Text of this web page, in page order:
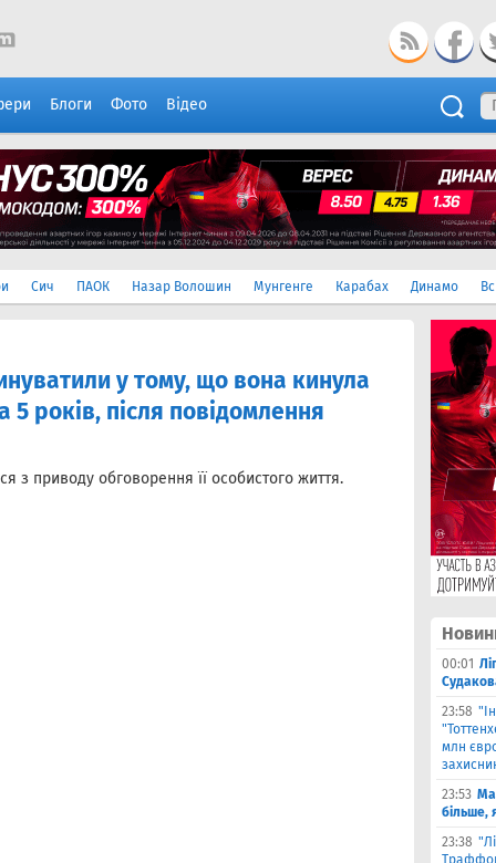
Блоги Фото Відео
Сич ПАОК Назар Волошин Мунгенге Карабах Динамо
у тому, що вона кинула
років, після повідомлення
з приводу обговорення її особистого життя.
00:01
23:58
млн
23:53
більше,
23:38